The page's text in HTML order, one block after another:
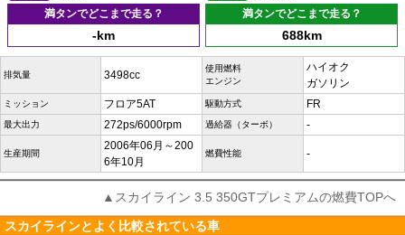
満タンでどこまで走る？
-km
満タンでどこまで走る？
688km
排気量 3498cc
使用燃料
エンジン
ハイオク
ガソリン
ミッション フロア5AT 駆動方式 FR
最大出力 272ps/6000rpm 過給器（ターボ） -
生産期間
2006年06月～200
6年10月
燃費性能 -
▲スカイライン 3.5 350GTプレミアムの燃費TOPへ
スカイラインとよく比較されている車